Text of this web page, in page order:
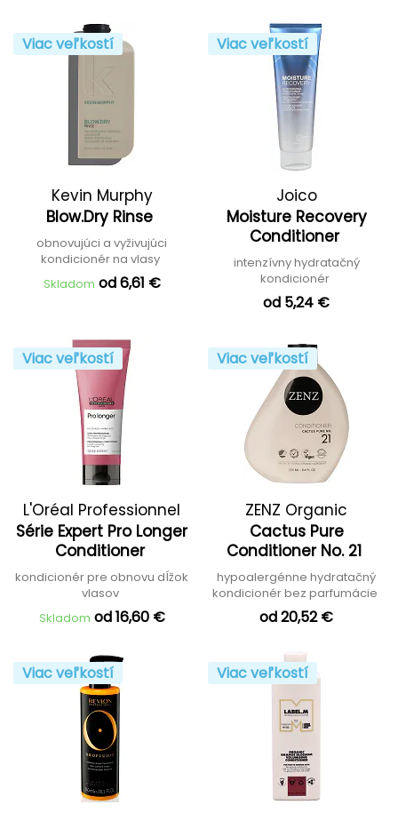
Viac veľkostí
Kevin Murphy
Blow.Dry Rinse
obnovujúci a vyživujúci
kondicionér na vlasy
Skladom od 6,61 €
Viac veľkostí
Joico
Moisture Recovery
Conditioner
intenzívny hydratačný
kondicionér
od 5,24 €
Viac veľkostí
L'Oréal Professionnel
Série Expert Pro Longer
Conditioner
kondicionér pre obnovu dĺžok
vlasov
Skladom od 16,60 €
Viac veľkostí
ZENZ Organic
Cactus Pure
Conditioner No. 21
hypoalergénne hydratačný
kondicionér bez parfumácie
od 20,52 €
Viac veľkostí Viac veľkostí